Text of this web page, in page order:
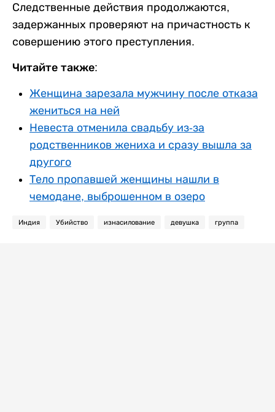
Следственные действия продолжаются,
задержанных проверяют на причастность к
совершению этого преступления.
Читайте также:
Женщина зарезала мужчину после отказа
жениться на ней
Невеста отменила свадьбу из-за
родственников жениха и сразу вышла за
другого
Тело пропавшей женщины нашли в
чемодане, выброшенном в озеро
Индия Убийство изнасилование девушка группа